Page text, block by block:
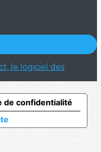
le logiciel des
de confidentialité